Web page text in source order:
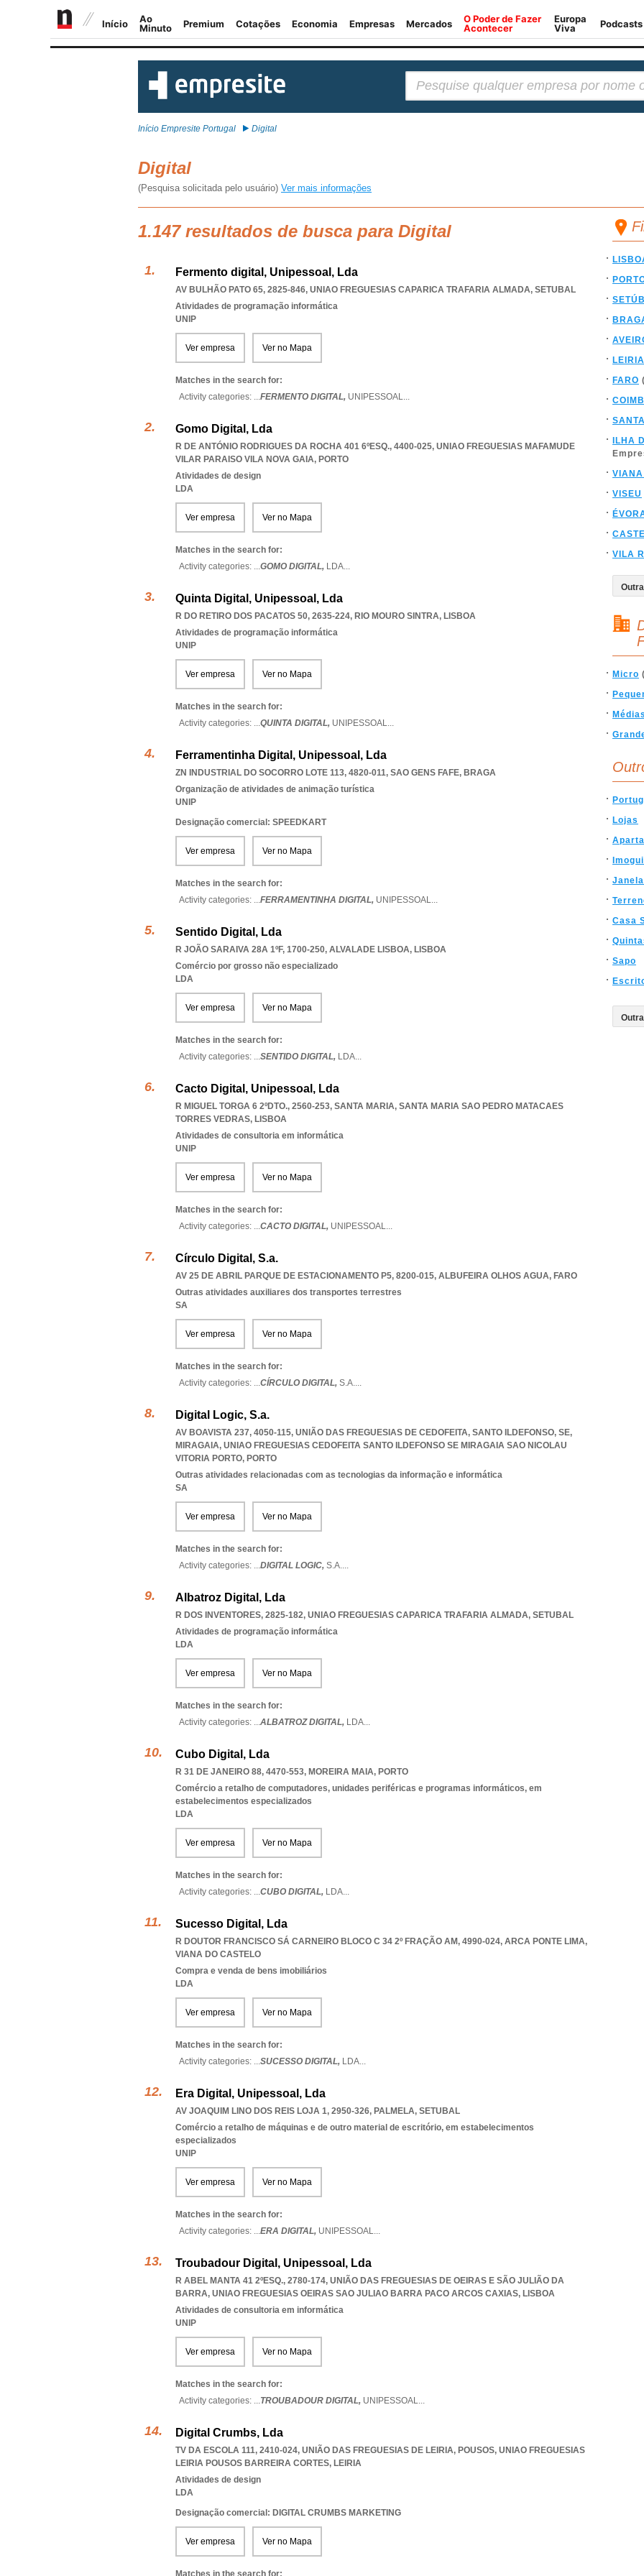
Início Empresite Portugal Digital
Digital
(Pesquisa solicitada pelo usuário) Ver mais informações
1.147 resultados de busca para Digital
Fermento digital, Unipessoal, Lda
AV BULHÃO PATO 65, 2825-846, UNIAO FREGUESIAS CAPARICA TRAFARIA ALMADA, SETUBAL
Atividades de programação informática
UNIP
Ver empresa Ver no Mapa
Matches in the search for:
Activity categories: ...FERMENTO DIGITAL, UNIPESSOAL...
Gomo Digital, Lda
R DE ANTÓNIO RODRIGUES DA ROCHA 401 6ºESQ., 4400-025, UNIAO FREGUESIAS MAFAMUDE
VILAR PARAISO VILA NOVA GAIA, PORTO
Atividades de design
LDA
Ver empresa Ver no Mapa
Matches in the search for:
Activity categories: ...GOMO DIGITAL, LDA...
Quinta Digital, Unipessoal, Lda
R DO RETIRO DOS PACATOS 50, 2635-224, RIO MOURO SINTRA, LISBOA
Atividades de programação informática
UNIP
Ver empresa Ver no Mapa
Matches in the search for:
Activity categories: ...QUINTA DIGITAL, UNIPESSOAL...
Ferramentinha Digital, Unipessoal, Lda
ZN INDUSTRIAL DO SOCORRO LOTE 113, 4820-011, SAO GENS FAFE, BRAGA
Organização de atividades de animação turística
UNIP
Designação comercial: SPEEDKART
Ver empresa Ver no Mapa
Matches in the search for:
Activity categories: ...FERRAMENTINHA DIGITAL, UNIPESSOAL...
Sentido Digital, Lda
R JOÃO SARAIVA 28A 1ºF, 1700-250, ALVALADE LISBOA, LISBOA
Comércio por grosso não especializado
LDA
Ver empresa Ver no Mapa
Matches in the search for:
Activity categories: ...SENTIDO DIGITAL, LDA...
Cacto Digital, Unipessoal, Lda
R MIGUEL TORGA 6 2ºDTO., 2560-253, SANTA MARIA, SANTA MARIA SAO PEDRO MATACAES
TORRES VEDRAS, LISBOA
Atividades de consultoria em informática
UNIP
Ver empresa Ver no Mapa
Matches in the search for:
Activity categories: ...CACTO DIGITAL, UNIPESSOAL...
Círculo Digital, S.a.
AV 25 DE ABRIL PARQUE DE ESTACIONAMENTO P5, 8200-015, ALBUFEIRA OLHOS AGUA, FARO
Outras atividades auxiliares dos transportes terrestres
SA
Ver empresa Ver no Mapa
Matches in the search for:
Activity categories: ...CÍRCULO DIGITAL, S.A....
Digital Logic, S.a.
AV BOAVISTA 237, 4050-115, UNIÃO DAS FREGUESIAS DE CEDOFEITA, SANTO ILDEFONSO, SE,
MIRAGAIA, UNIAO FREGUESIAS CEDOFEITA SANTO ILDEFONSO SE MIRAGAIA SAO NICOLAU
VITORIA PORTO, PORTO
Outras atividades relacionadas com as tecnologias da informação e informática
SA
Ver empresa Ver no Mapa
Matches in the search for:
Activity categories: ...DIGITAL LOGIC, S.A....
Albatroz Digital, Lda
R DOS INVENTORES, 2825-182, UNIAO FREGUESIAS CAPARICA TRAFARIA ALMADA, SETUBAL
Atividades de programação informática
LDA
Ver empresa Ver no Mapa
Matches in the search for:
Activity categories: ...ALBATROZ DIGITAL, LDA...
Cubo Digital, Lda
R 31 DE JANEIRO 88, 4470-553, MOREIRA MAIA, PORTO
Comércio a retalho de computadores, unidades periféricas e programas informáticos, em
estabelecimentos especializados
LDA
Ver empresa Ver no Mapa
Matches in the search for:
Activity categories: ...CUBO DIGITAL, LDA...
Sucesso Digital, Lda
R DOUTOR FRANCISCO SÁ CARNEIRO BLOCO C 34 2º FRAÇÃO AM, 4990-024, ARCA PONTE LIMA,
VIANA DO CASTELO
Compra e venda de bens imobiliários
LDA
Ver empresa Ver no Mapa
Matches in the search for:
Activity categories: ...SUCESSO DIGITAL, LDA...
Era Digital, Unipessoal, Lda
AV JOAQUIM LINO DOS REIS LOJA 1, 2950-326, PALMELA, SETUBAL
Comércio a retalho de máquinas e de outro material de escritório, em estabelecimentos
especializados
UNIP
Ver empresa Ver no Mapa
Matches in the search for:
Activity categories: ...ERA DIGITAL, UNIPESSOAL...
Troubadour Digital, Unipessoal, Lda
R ABEL MANTA 41 2ºESQ., 2780-174, UNIÃO DAS FREGUESIAS DE OEIRAS E SÃO JULIÃO DA
BARRA, UNIAO FREGUESIAS OEIRAS SAO JULIAO BARRA PACO ARCOS CAXIAS, LISBOA
Atividades de consultoria em informática
UNIP
Ver empresa Ver no Mapa
Matches in the search for:
Activity categories: ...TROUBADOUR DIGITAL, UNIPESSOAL...
Digital Crumbs, Lda
TV DA ESCOLA 111, 2410-024, UNIÃO DAS FREGUESIAS DE LEIRIA, POUSOS, UNIAO FREGUESIAS
LEIRIA POUSOS BARREIRA CORTES, LEIRIA
Atividades de design
LDA
Designação comercial: DIGITAL CRUMBS MARKETING
Ver empresa Ver no Mapa
Matches in the search for:
LEIRIA
FARO
ILHA
VISEU
VILA
Micro
Médias
Lojas
Casa
Sapo